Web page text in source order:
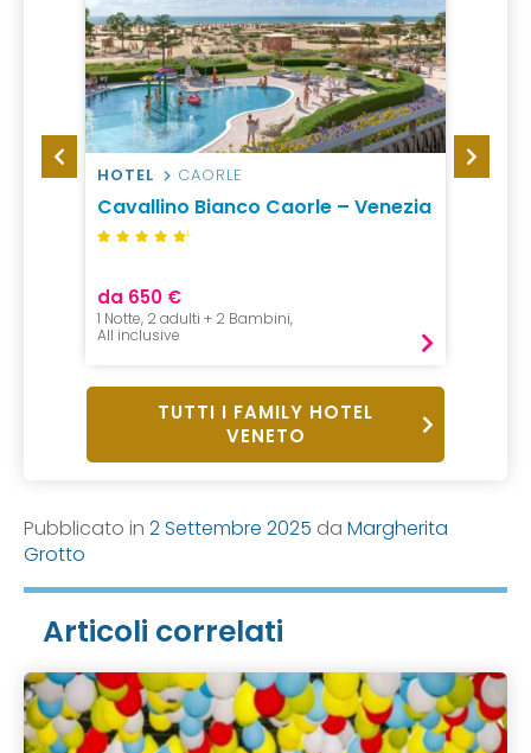
HOTEL CAORLE
Cavallino Bianco Caorle – Venezia
L
da 650 €
1 Notte, 2 adulti + 2 Bambini,
All inclusive
HOTEL
TUTTI I FAMILY HOTEL
VENETO
Pubblicato in 2 Settembre 2025 da Margherita
Grotto
Articoli correlati